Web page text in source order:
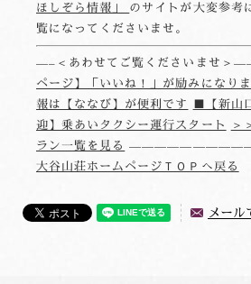
ほしぞら情報」 のサイトが大変参考
覧になってくださいませ。
—–＜あわせてご覧くださいませ＞
ページ】「いいね！」が励みになり
報は【ななび】が便利です ■【新山
迎】乗あいタクシー運行スタート
＞
ラン一覧を見る
大谷山荘ホームページＴＯＰへ戻る
メール